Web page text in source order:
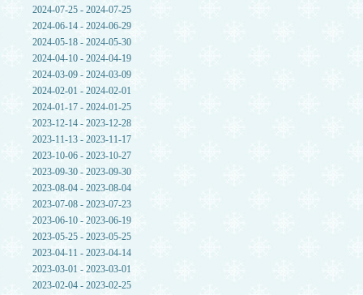
2024-07-25 - 2024-07-25
2024-06-14 - 2024-06-29
2024-05-18 - 2024-05-30
2024-04-10 - 2024-04-19
2024-03-09 - 2024-03-09
2024-02-01 - 2024-02-01
2024-01-17 - 2024-01-25
2023-12-14 - 2023-12-28
2023-11-13 - 2023-11-17
2023-10-06 - 2023-10-27
2023-09-30 - 2023-09-30
2023-08-04 - 2023-08-04
2023-07-08 - 2023-07-23
2023-06-10 - 2023-06-19
2023-05-25 - 2023-05-25
2023-04-11 - 2023-04-14
2023-03-01 - 2023-03-01
2023-02-04 - 2023-02-25